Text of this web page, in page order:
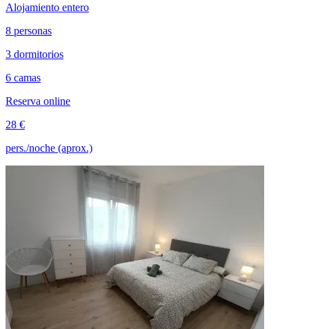
Alojamiento entero
8 personas
3 dormitorios
6 camas
Reserva online
28 €
pers./noche (aprox.)